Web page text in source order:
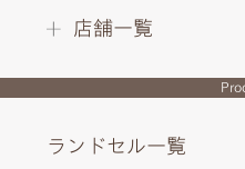
店舗一覧
ランドセル一覧